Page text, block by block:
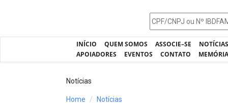
INÍCIO QUEM SOMOS ASSOCIE–SE
APOIADORES
EVENTOS CONTATO
Notícias
Home Notícias